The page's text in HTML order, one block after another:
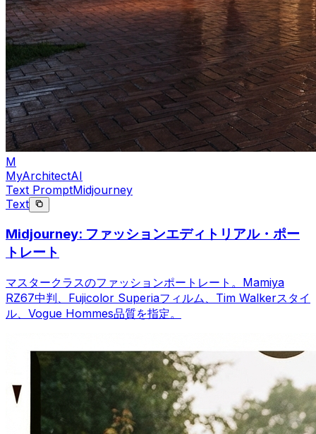
M
MyArchitectAI
Text PromptMidjourney
Text
Midjourney: ファッションエディトリアル・ポー
トレート
マスタークラスのファッションポートレート。Mamiya
RZ67中判、Fujicolor Superiaフィルム、Tim Walkerスタイ
ル、Vogue Hommes品質を指定。